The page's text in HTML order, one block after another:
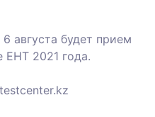
августа будет прием
ЕНТ 2021 года.